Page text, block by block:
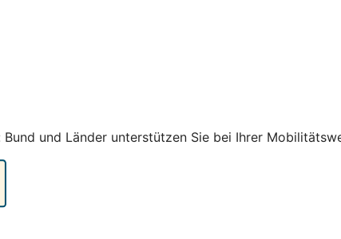
und Länder unterstützen Sie bei Ihrer